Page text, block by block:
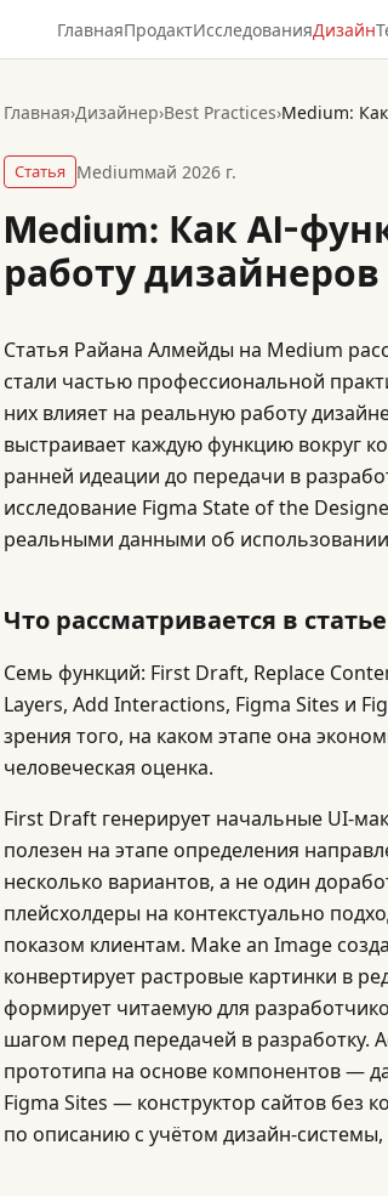
ГлавнаяПродактИсследованияДизайн
Главная›Дизайнер›Best Practices›
Статья Mediumмай 2026 г.
Medium: Как AI-
работу дизайнеров
Статья Райана Алмейды на Medium
стали частью профессиональной
них влияет на реальную работу
выстраивает каждую функцию вокруг
ранней идеации до передачи в
исследование Figma State of the
реальными данными об
Что рассматривается в статье
Семь функций: First Draft, Replace
Layers, Add Interactions, Figma Sites и
зрения того, на каком этапе она
человеческая оценка.
First Draft генерирует начальные UI-
полезен на этапе определения
несколько вариантов, а не один
плейсхолдеры на контекстуально
показом клиентам. Make an Image
конвертирует растровые картинки в
формирует читаемую для
шагом перед передачей в разработку.
прототипа на основе компонентов —
Figma Sites — конструктор сайтов без
по описанию с учётом дизайн-